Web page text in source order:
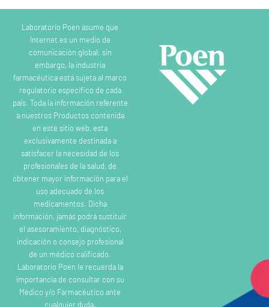
Laboratorio Poen asume que
Internet es un medio de
comunicación global; sin
embargo, la industria
farmacéutica está sujeta al marco
regulatorio específico de cada
país. Toda la información referente
a nuestros Productos contenida
en este sitio web, esta
exclusivamente destinada a
satisfacer la necesidad de los
profesionales de la salud, de
obtener mayor información para el
uso adecuado de los
medicamentos. Dicha
información, jamás podrá sustituir
el asesoramiento, diagnóstico,
indicación o consejo profesional
de un médico calificado.
Laboratorio Poen le recuerda la
importancia de consultar con su
Médico y/o Farmacéutico ante
cualquier duda.